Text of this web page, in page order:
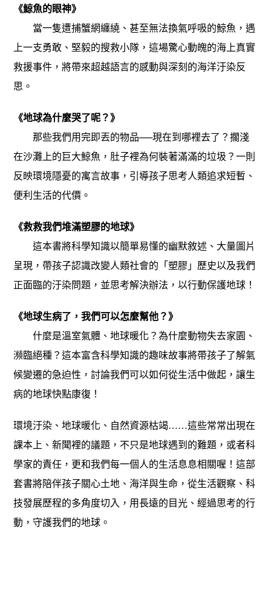
《鯨魚的眼神》
當一隻遭捕蟹網纏繞、甚至無法換氣呼吸的鯨魚，遇
上一支勇敢、堅毅的搜救小隊，這場驚心動魄的海上真實
救援事件，將帶來超越語言的感動與深刻的海洋汙染反
思。
《地球為什麼哭了呢？》
那些我們用完即丟的物品──現在到哪裡去了？擱淺
在沙灘上的巨大鯨魚，肚子裡為何裝著滿滿的垃圾？一則
反映環境隱憂的寓言故事，引導孩子思考人類追求短暫、
便利生活的代價。
《救救我們堆滿塑膠的地球》
這本書將科學知識以簡單易懂的幽默敘述、大量圖片
呈現，帶孩子認識改變人類社會的「塑膠」歷史以及我們
正面臨的汙染問題，並思考解決辦法，以行動保護地球！
《地球生病了，我們可以怎麼幫他？》
什麼是溫室氣體、地球暖化？為什麼動物失去家園、
瀕臨絕種？這本富含科學知識的趣味故事將帶孩子了解氣
候變遷的急迫性，討論我們可以如何從生活中做起，讓生
病的地球快點康復！
環境汙染、地球暖化、自然資源枯竭……這些常常出現在
課本上、新聞裡的議題，不只是地球遇到的難題，或者科
學家的責任，更和我們每一個人的生活息息相關喔！這部
套書將陪伴孩子關心土地、海洋與生命，從生活觀察、科
技發展歷程的多角度切入，用長遠的目光、經過思考的行
動，守護我們的地球。